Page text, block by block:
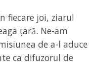
fiecare joi, ziarul
țară. Ne-am
de a-l aduce
ca difuzorul de